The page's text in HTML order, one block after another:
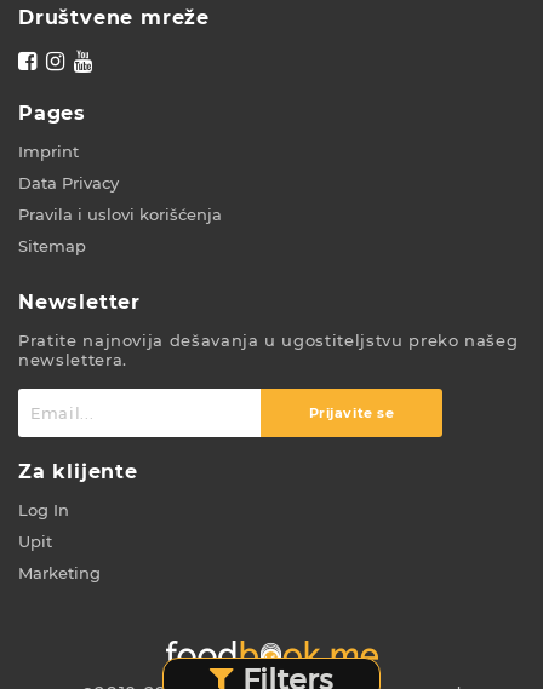
Filters
Društvene mreže
Pages
Imprint
Data Privacy
Pravila i uslovi korišćenja
Sitemap
Newsletter
Pratite najnovija dešavanja u ugostiteljstvu preko našeg
newslettera.
Prijavite se
Za klijente
Log In
Upit
Marketing